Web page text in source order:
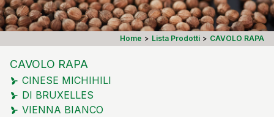
Home > Lista Prodotti > CAVOLO RAPA
CAVOLO RAPA
CINESE MICHIHILI
DI BRUXELLES
VIENNA BIANCO